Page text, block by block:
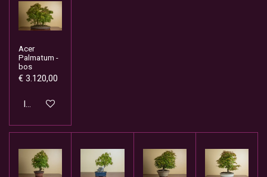
Acer
Palmatum -
bos
€ 3.120,00
In winkelwagen